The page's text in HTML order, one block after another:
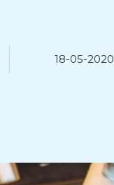
18-05-2020